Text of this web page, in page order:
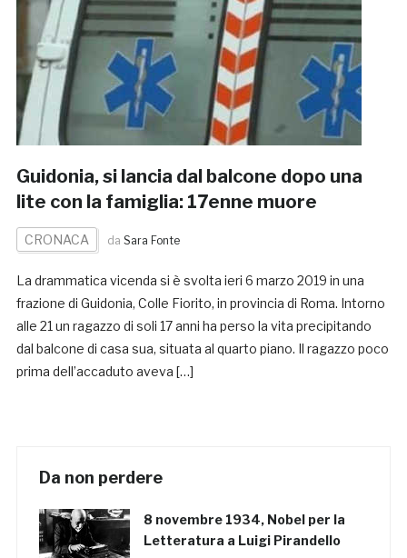
Guidonia, si lancia dal balcone dopo una
lite con la famiglia: 17enne muore
CRONACA da Sara Fonte
La drammatica vicenda si è svolta ieri 6 marzo 2019 in una
frazione di Guidonia, Colle Fiorito, in provincia di Roma. Intorno
alle 21 un ragazzo di soli 17 anni ha perso la vita precipitando
dal balcone di casa sua, situata al quarto piano. Il ragazzo poco
prima dell’accaduto aveva […]
Da non perdere
8 novembre 1934, Nobel per la
Letteratura a Luigi Pirandello